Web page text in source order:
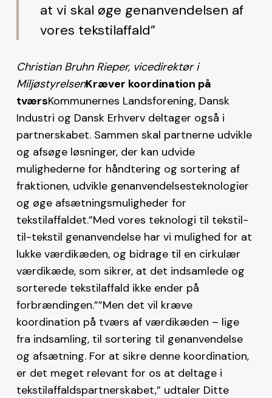
at vi skal øge genanvendelsen af
vores tekstilaffald”
Christian Bruhn Rieper, vicedirektør i
MiljøstyrelsenKræver koordination på
tværsKommunernes Landsforening, Dansk
Industri og Dansk Erhverv deltager også i
partnerskabet. Sammen skal partnerne udvikle
og afsøge løsninger, der kan udvide
mulighederne for håndtering og sortering af
fraktionen, udvikle genanvendelsesteknologier
og øge afsætningsmuligheder for
tekstilaffaldet.”Med vores teknologi til tekstil-
til-tekstil genanvendelse har vi mulighed for at
lukke værdikæden, og bidrage til en cirkulær
værdikæde, som sikrer, at det indsamlede og
sorterede tekstilaffald ikke ender på
forbrændingen.””Men det vil kræve
koordination på tværs af værdikæden – lige
fra indsamling, til sortering til genanvendelse
og afsætning. For at sikre denne koordination,
er det meget relevant for os at deltage i
tekstilaffaldspartnerskabet,” udtaler Ditte